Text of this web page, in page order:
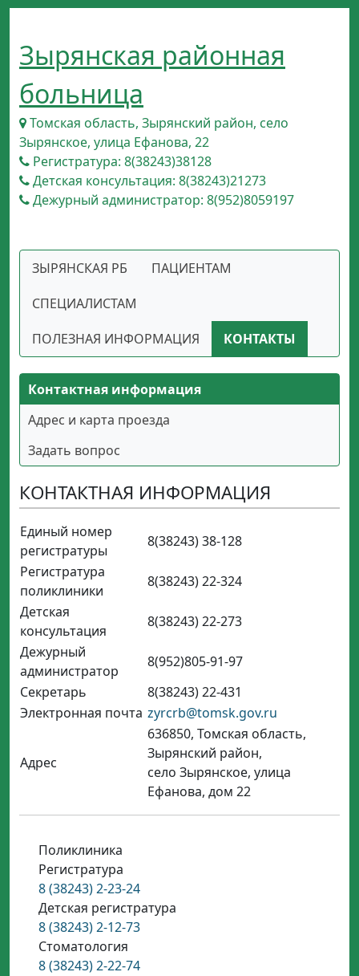
Зырянская районная
больница
Томская область, Зырянский район, село
Зырянское, улица Ефанова, 22
Регистратура: 8(38243)38128
Детская консультация: 8(38243)21273
Дежурный администратор: 8(952)8059197
ЗЫРЯНСКАЯ РБ
ПАЦИЕНТАМ
СПЕЦИАЛИСТАМ
ПОЛЕЗНАЯ ИНФОРМАЦИЯ
КОНТАКТЫ
Контактная информация
Адрес и карта проезда
Задать вопрос
КОНТАКТНАЯ ИНФОРМАЦИЯ
Единый номер
регистратуры
8(38243) 38-128
Регистратура
поликлиники
8(38243) 22-324
Детская
консультация
8(38243) 22-273
Дежурный
администратор
8(952)805-91-97
Секретарь
8(38243) 22-431
Электронная почта zyrcrb@tomsk.gov.ru
Адрес
636850, Томская область,
Зырянский район,
село Зырянское, улица
Ефанова, дом 22
Поликлиника
Регистратура
8 (38243) 2-23-24
Детская регистратура
8 (38243) 2-12-73
Стоматология
8 (38243) 2-22-74